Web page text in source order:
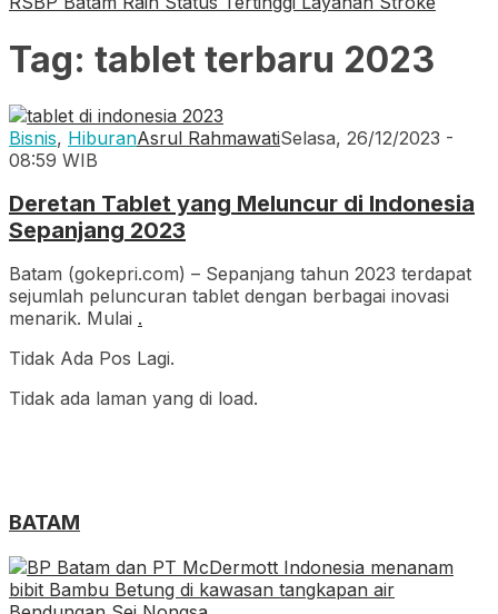
Tag: tablet terbaru 2023
Bisnis, HiburanAsrul RahmawatiSelasa, 26/12/2023 -
08:59 WIB
Deretan Tablet yang Meluncur di Indonesia
Sepanjang 2023
Batam (gokepri.com) – Sepanjang tahun 2023 terdapat
sejumlah peluncuran tablet dengan berbagai inovasi
menarik. Mulai .
Tidak Ada Pos Lagi.
Tidak ada laman yang di load.
BATAM